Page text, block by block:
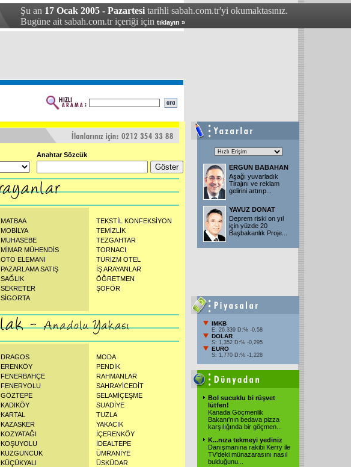
Şu an 17 Ocak 2005 - Pazartesi tarihli sabah.com.tr'yi okumaktasınız.
Bugüne ait sabah.com.tr içeriği için tıklayın »
Anahtar Sözcük
MATBAA
MOBİLYA
MUHASEBE
MİMAR MÜHENDİS
OTO ELEMANI
PAZARLAMA SATIŞ
SAĞLIK
SEKRETER
SİGORTA
TEKSTİL KONFEKSİYON
TEMİZLİK
TEZGAHTAR
TORNACI
TURİZM OTEL
İŞ ARAYANLAR
ÖĞRETMEN
ŞOFÖR
DRAGOS
ERENKÖY
FENERBAHÇE
FENERYOLU
GÖZTEPE
KADIKÖY
KARTAL
KAZASKER
KOZYATAĞI
KOŞUYOLU
KUZGUNCUK
KÜÇÜKYALI
MODA
PENDİK
RAHMANLAR
SAHRAYİCEDİT
SELAMİÇEŞME
SUADİYE
TUZLA
YAKACIK
İÇERENKÖY
İDEALTEPE
ÜMRANİYE
ÜSKÜDAR
ERGUN BABAHAN
Aşağı yuvarladık
Tirajını ve reklam
gelirini artırıp...
YAVUZ DONAT
Deprem riski on yıl
için yüzde 20
Başbakanlık Proje...
IMKB
E: 26.339 D:% -0,58
DOLAR
S: 1,352 D:% -0,295
EURO
S: 1,770 D:% -1,228
Bol sucuklu bi rüşvet
lütfen!
Kanada Göçmenlik
Bakanı'nın bedava pizza
karşılığında bir göçmen...
K...nıza tekmeyi yediniz
Danışmanına rakibi Kerry ile
TV'deki münazarasını nasıl
bulduğunu...